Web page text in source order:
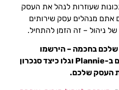
שעוזרות לנהל את העסק
אתם מנהלים עסק שירותים
ניהול – זה הזמן להתחיל.
שלכם בחכמה – הירשמו
עכשיו לתקופת ניסיון חינם ב-Plannie וגלו כיצד סנכרון
העסק שלכם.